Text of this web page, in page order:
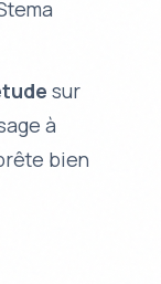
sur
à
bien